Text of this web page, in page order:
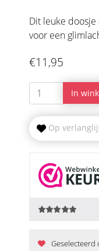
Dit leuke
voor een
€11,95
In
Op